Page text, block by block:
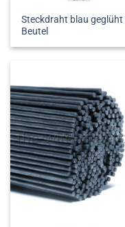
Steckdraht blau geglüht
Beutel